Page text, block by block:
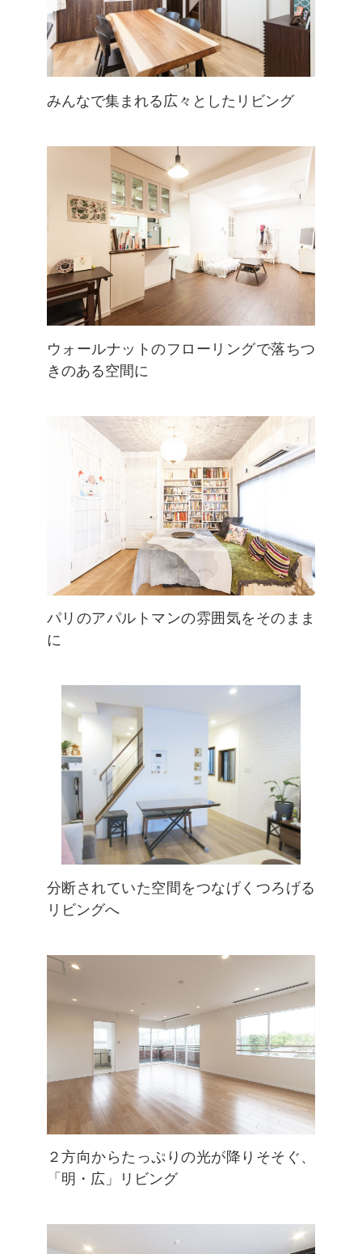
みんなで集まれる広々としたリビング
ウォールナットのフローリングで落ちつ
きのある空間に
パリのアパルトマンの雰囲気をそのまま
に
分断されていた空間をつなげくつろげる
リビングへ
２方向からたっぷりの光が降りそそぐ、
「明・広」リビング